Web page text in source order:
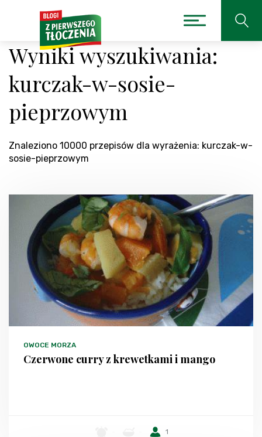
Wyniki wyszukiwania:
kurczak-w-sosie-
pieprzowym
Znaleziono 10000 przepisów dla wyrażenia: kurczak-w-
sosie-pieprzowym
OWOCE MORZA
Czerwone curry z krewetkami i mango
1